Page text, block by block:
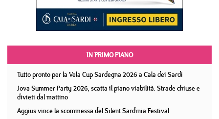
IN PRIMO PIANO
Tutto pronto per la Vela Cup Sardegna 2026 a Cala dei Sardi
Jova Summer Party 2026, scatta il piano viabilità. Strade chiuse e
divieti dal mattino
Aggius vince la scommessa del Silent Sardinia Festival